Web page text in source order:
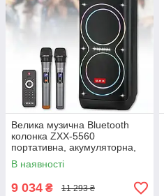
Велика музична Bluetooth
колонка ZXX-5560
портативна, акумуляторна,
Потужність 400 Вт, 2
мікрофони, пульт, чорна
В наявності
9 034 ₴ 11 293 ₴